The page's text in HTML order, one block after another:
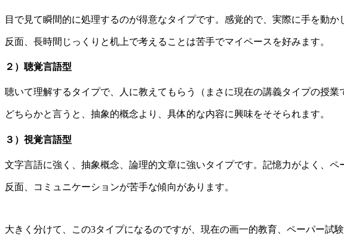
目で見て瞬間的に処理するのが得意なタイプです。感覚的で、実際に手を動か
反面、長時間じっくりと机上で考えることは苦手でマイペースを好みます。
２）聴覚言語型
聴いて理解するタイプで、人に教えてもらう（まさに現在の講義タイプの授業
どちらかと言うと、抽象的概念より、具体的な内容に興味をそそられます。
３）視覚言語型
文字言語に強く、抽象概念、論理的文章に強いタイプです。記憶力がよく、ペ
反面、コミュニケーションが苦手な傾向があります。
大きく分けて、この3タイプになるのですが、現在の画一的教育、ペーパー